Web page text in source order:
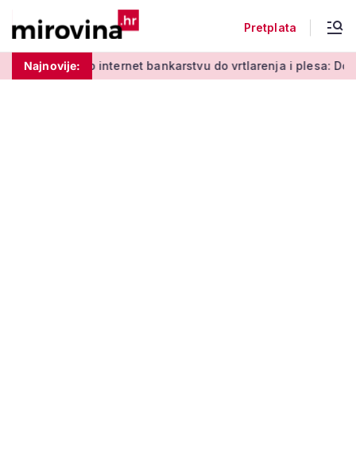
Pretplata
Najnovije:
učenja o internet bankarstvu do vrtlarenja i plesa: Dođite na